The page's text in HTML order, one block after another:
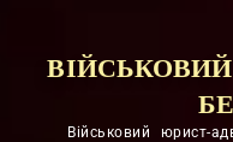
Військовий юрист-